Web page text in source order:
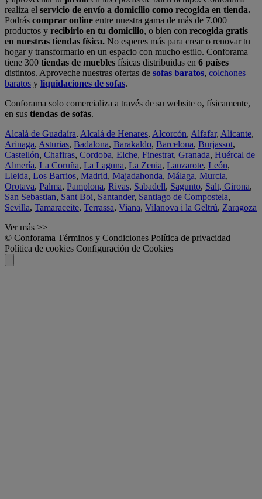
realiza el servicio de envío a domicilio como recogida en tienda.
Podrás comprar online entre nuestra gama de más de 7.000
productos y recibirlo en tu domicilio, o bien con recogida gratis
en nuestras tiendas física. No esperes más para crear o renovar tu
hogar y transformarlo en un espacio con mucho estilo. Conforama
tiene 300 tiendas de muebles físicas distribuidas en 6 países
distintos. Aproveche nuestras ofertas de sofas baratos, colchones
baratos y liquidaciones de sofas.
Conforama solo comercializa a través de su website o, físicamente,
en sus tiendas de sofás.
Alcalá de Guadaíra, Alcalá de Henares, Alcorcón, Alfafar, Alicante,
Arinaga, Asturias, Badalona, Barakaldo, Barcelona, Burjassot,
Castellón, Chafiras, Cordoba, Elche, Finestrat, Granada, Huércal de
Almería, La Coruña, La Laguna, La Zenia, Lanzarote, León,
Lleida, Los Barrios, Madrid, Majadahonda, Málaga, Murcia,
Orotava, Palma, Pamplona, Rivas, Sabadell, Sagunto, Salt, Girona,
San Sebastian, Sant Boi, Santander, Santiago de Compostela,
Sevilla, Tamaraceite, Terrassa, Viana, Vilanova i la Geltrú, Zaragoza
Ver más >>
© Conforama Términos y Condiciones Política de privacidad
Política de cookies Configuración de Cookies